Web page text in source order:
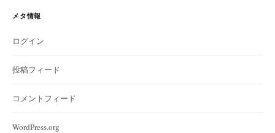
メタ情報
ログイン
投稿フィード
コメントフィード
WordPress.org